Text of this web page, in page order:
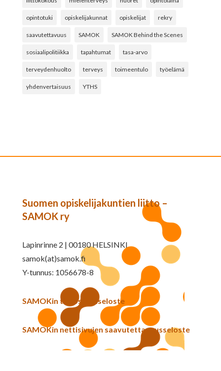
opintotuki opiskelijakunnat opiskelijat rekry
saavutettavuus SAMOK SAMOK Behind the Scenes
sosiaalipolitiikka tapahtumat tasa-arvo
terveydenhuolto terveys toimeentulo työelämä
yhdenvertaisuus YTHS
Suomen opiskelijakuntien liitto –
SAMOK ry
Lapinrinne 2 | 00180 HELSINKI
samok(at)samok.fi
Y-tunnus: 1056678-8
SAMOKin tietosuojaseloste
SAMOKin nettisivujen saavutettavuusseloste